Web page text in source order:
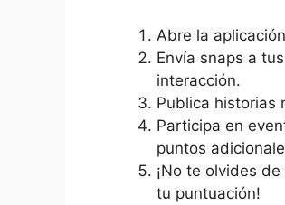
Abre la
Envía snaps a
interacción.
Publica historias
Participa en
puntos
¡No te olvides
tu puntuación!